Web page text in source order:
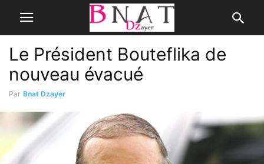
Le Président Bouteflika de
nouveau évacué
Par Bnat Dzayer